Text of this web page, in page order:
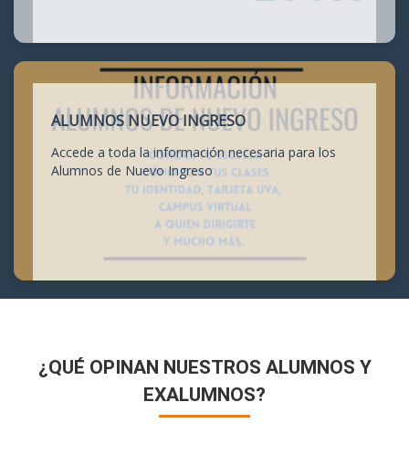
ALUMNOS NUEVO INGRESO
Accede a toda la información necesaria para los
Alumnos de Nuevo Ingreso
¿QUÉ OPINAN NUESTROS ALUMNOS Y
EXALUMNOS?